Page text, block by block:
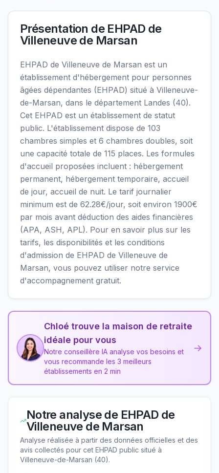
Présentation de EHPAD de
Villeneuve de Marsan
EHPAD de Villeneuve de Marsan est un
établissement d'hébergement pour personnes
âgées dépendantes (EHPAD) situé à Villeneuve-
de-Marsan, dans le département Landes (40).
Cet EHPAD est un établissement de statut
public. L'établissement dispose de 103
chambres simples et 6 chambres doubles, soit
une capacité totale de 115 places. Les formules
d'accueil proposées incluent : hébergement
permanent, hébergement temporaire, accueil
de jour, accueil de nuit. Le tarif journalier
minimum est de 62.28€/jour, soit environ 1900€
par mois avant déduction des aides financières
(APA, ASH, APL). Pour en savoir plus sur les
tarifs, les disponibilités et les conditions
d'admission de EHPAD de Villeneuve de
Marsan, vous pouvez utiliser notre service
d'accompagnement gratuit.
Chloé trouve la maison de retraite
idéale pour vous
Notre conseillère IA analyse vos besoins et
vous recommande les 3 meilleurs
établissements en 2 min
→
Notre analyse de EHPAD de
Villeneuve de Marsan
Analyse réalisée à partir des données officielles et des
avis collectés pour cet EHPAD public situé à
Villeneuve-de-Marsan (40).